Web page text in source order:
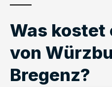
Was kostet
von
Bregenz?